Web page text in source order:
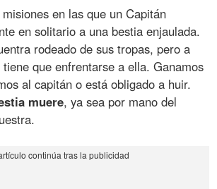
en las que un Capitán
en solitario a una bestia enjaulada.
rodeado de sus tropas, pero a
que enfrentarse a ella. Ganamos
al capitán o está obligado a huir.
muere, ya sea por mano del